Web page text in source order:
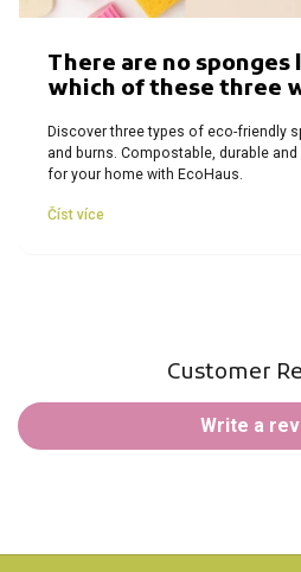
There are no sponges
which of these three
Discover three types of eco-friendly
and burns. Compostable, durable
for your home with EcoHaus.
Číst více
Customer
Write a